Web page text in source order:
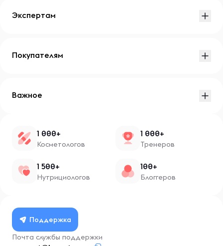
Экспертам
Покупателям
Важное
1 000+
Косметологов
1 000+
Тренеров
1 500+
Нутрициологов
100+
Блоггеров
Поддержка
Почта службы поддержки